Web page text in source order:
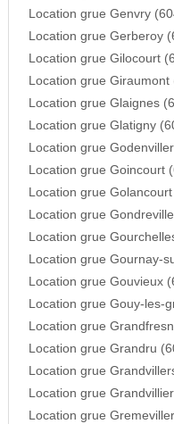
Location grue Genvry
Location grue Gerberoy
Location grue Gilocourt
Location grue Giraumont
Location grue Glaignes
Location grue Glatigny
Location grue
Location grue Goincourt
Location grue
Location grue
Location grue
Location grue Gournay-
Location grue Gouvieux
Location grue Gouy-les-
Location grue
Location grue Grandru
Location grue
Location grue
Location grue